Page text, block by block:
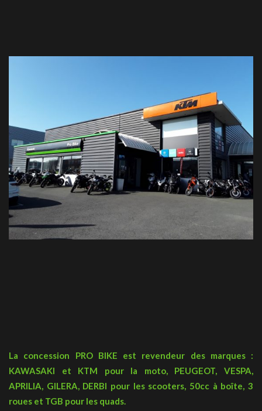
La concession PRO BIKE est revendeur des marques :
KAWASAKI et KTM pour la moto, PEUGEOT, VESPA,
APRILIA, GILERA, DERBI pour les scooters, 50cc à boîte, 3
roues et TGB pour les quads.